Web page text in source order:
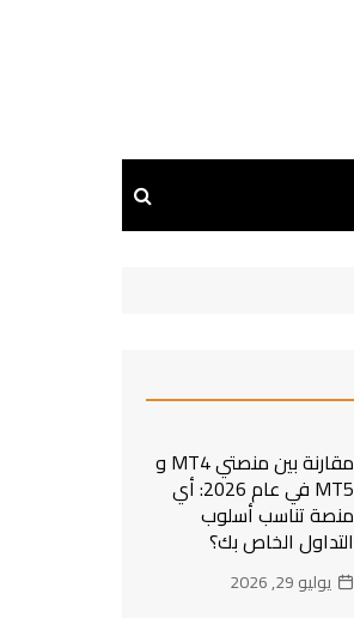
مقارنة بين منصتي MT4 و
MT5 في عام 2026: أي
منصة تناسب أسلوب
التداول الخاص بك؟
يوليو 29, 2026